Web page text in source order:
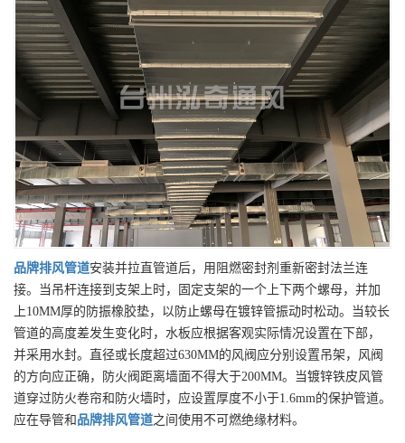
品牌排风管道安装并拉直管道后，用阻燃密封剂重新密封法兰连
接。当吊杆连接到支架上时，固定支架的一个上下两个螺母，并加
上10MM厚的防振橡胶垫，以防止螺母在镀锌管振动时松动。当较长
管道的高度差发生变化时，水板应根据客观实际情况设置在下部，
并采用水封。直径或长度超过630MM的风阀应分别设置吊架，风阀
的方向应正确，防火阀距离墙面不得大于200MM。当镀锌铁皮风管
道穿过防火卷帘和防火墙时，应设置厚度不小于1.6mm的保护管道。
应在导管和 品牌排风管道之间使用不可燃绝缘材料。